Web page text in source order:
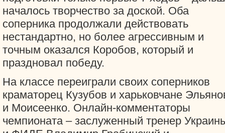
началось творчество за доской. Оба
соперника продолжали действовать
нестандартно, но более агрессивным и
точным оказался Коробов, который и
праздновал победу.
На классе переиграли своих соперников
краматорец Кузубов и харьковчане
и Моисеенко. Онлайн-комментаторы
чемпионата – заслуженный тренер